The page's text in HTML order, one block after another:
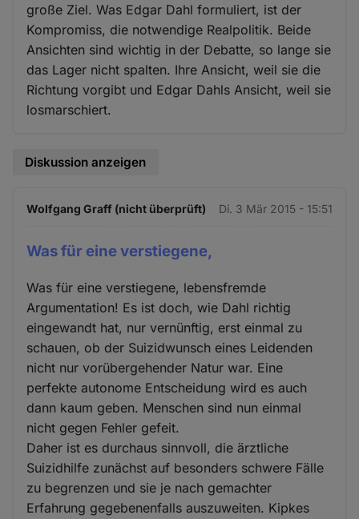
große Ziel. Was Edgar Dahl formuliert, ist der
Kompromiss, die notwendige Realpolitik. Beide
Ansichten sind wichtig in der Debatte, so lange sie
das Lager nicht spalten. Ihre Ansicht, weil sie die
Richtung vorgibt und Edgar Dahls Ansicht, weil sie
losmarschiert.
Diskussion anzeigen
Wolfgang Graff (nicht überprüft) Di. 3 Mär 2015 - 15:51
Was für eine verstiegene,
Was für eine verstiegene, lebensfremde
Argumentation! Es ist doch, wie Dahl richtig
eingewandt hat, nur vernünftig, erst einmal zu
schauen, ob der Suizidwunsch eines Leidenden
nicht nur vorübergehender Natur war. Eine
perfekte autonome Entscheidung wird es auch
dann kaum geben. Menschen sind nun einmal
nicht gegen Fehler gefeit.
Daher ist es durchaus sinnvoll, die ärztliche
Suizidhilfe zunächst auf besonders schwere Fälle
zu begrenzen und sie je nach gemachter
Erfahrung gegebenenfalls auszuweiten. Kipkes